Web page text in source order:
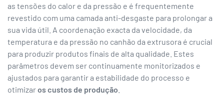
as tensões do calor e da pressão e é frequentemente
revestido com uma camada anti-desgaste para prolongar a
sua vida útil. A coordenação exacta da velocidade, da
temperatura e da pressão no canhão da extrusora é crucial
para produzir produtos finais de alta qualidade. Estes
parâmetros devem ser continuamente monitorizados e
ajustados para garantir a estabilidade do processo e
otimizaros custos de produção